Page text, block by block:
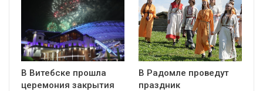
В Витебске прошла
церемония закрытия
В Радомле проведут
праздник